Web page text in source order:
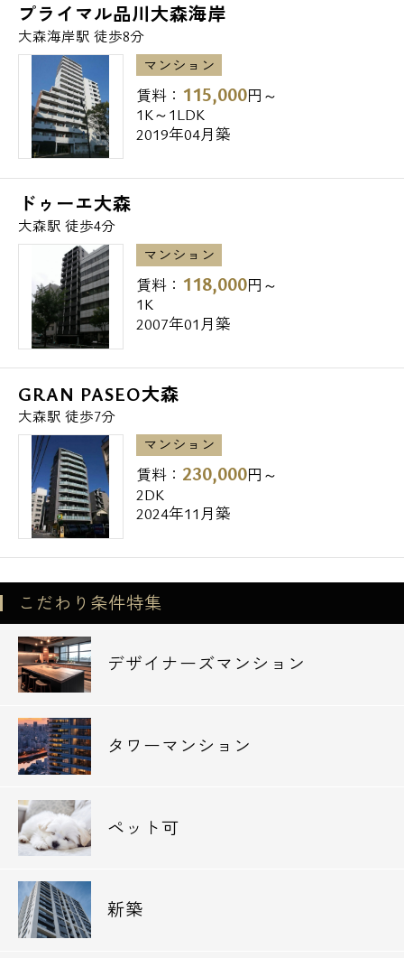
プライマル品川大森海岸
大森海岸駅 徒歩8分
マンション
賃料： 115,000円～
1K～1LDK
2019年04月築
ドゥーエ大森
大森駅 徒歩4分
マンション
賃料： 118,000円～
1K
2007年01月築
GRAN PASEO大森
大森駅 徒歩7分
マンション
賃料： 230,000円～
2DK
2024年11月築
こだわり条件特集
デザイナーズマンション
タワーマンション
ペット可
新築